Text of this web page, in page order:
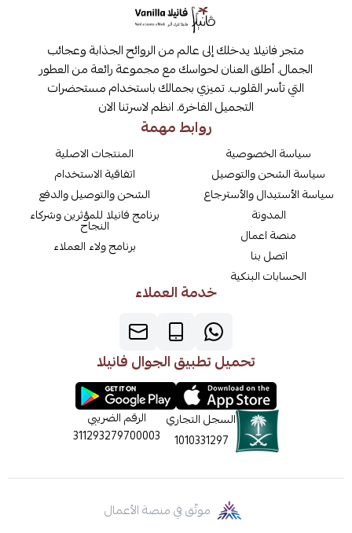
متجر فانيلا يدخلك إلى عالم من الروائح الجذابة وعجائب
الجمال. أطلق العنان لحواسك مع مجموعة رائعة من العطور
التي تأسر القلوب. تميزي بجمالك باستخدام مستحضرات
التجميل الفاخرة. انظم لاسرتنا الان
روابط مهمة
سياسة الخصوصية
سياسة الشحن والتوصيل
سياسة الأستبدال والأسترجاع
المدونة
منصة اعمال
اتصل بنا
الحسابات البنكية
المنتجات الاصلية
اتفاقية الاستخدام
الشحن والتوصيل والدفع
برنامج فانيلا للمؤثرين وشركاء
النجاح
برنامج ولاء العملاء
خدمة العملاء
تحميل تطبيق الجوال فانيلا
السجل التجاري
1010331297
الرقم الضريبي
311293279700003
موثّق في منصة الأعمال